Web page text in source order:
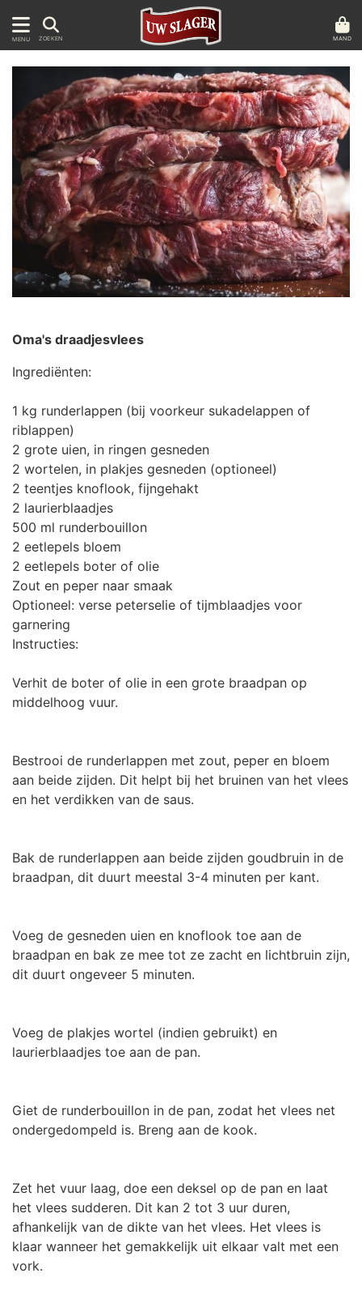
MENU ZOEKEN MAND
Oma's draadjesvlees
Ingrediënten:
1 kg runderlappen (bij voorkeur sukadelappen of
riblappen)
2 grote uien, in ringen gesneden
2 wortelen, in plakjes gesneden (optioneel)
2 teentjes knoflook, fijngehakt
2 laurierblaadjes
500 ml runderbouillon
2 eetlepels bloem
2 eetlepels boter of olie
Zout en peper naar smaak
Optioneel: verse peterselie of tijmblaadjes voor
garnering
Instructies:
Verhit de boter of olie in een grote braadpan op
middelhoog vuur.
Bestrooi de runderlappen met zout, peper en bloem
aan beide zijden. Dit helpt bij het bruinen van het vlees
en het verdikken van de saus.
Bak de runderlappen aan beide zijden goudbruin in de
braadpan, dit duurt meestal 3-4 minuten per kant.
Voeg de gesneden uien en knoflook toe aan de
braadpan en bak ze mee tot ze zacht en lichtbruin zijn,
dit duurt ongeveer 5 minuten.
Voeg de plakjes wortel (indien gebruikt) en
laurierblaadjes toe aan de pan.
Giet de runderbouillon in de pan, zodat het vlees net
ondergedompeld is. Breng aan de kook.
Zet het vuur laag, doe een deksel op de pan en laat
het vlees sudderen. Dit kan 2 tot 3 uur duren,
afhankelijk van de dikte van het vlees. Het vlees is
klaar wanneer het gemakkelijk uit elkaar valt met een
vork.